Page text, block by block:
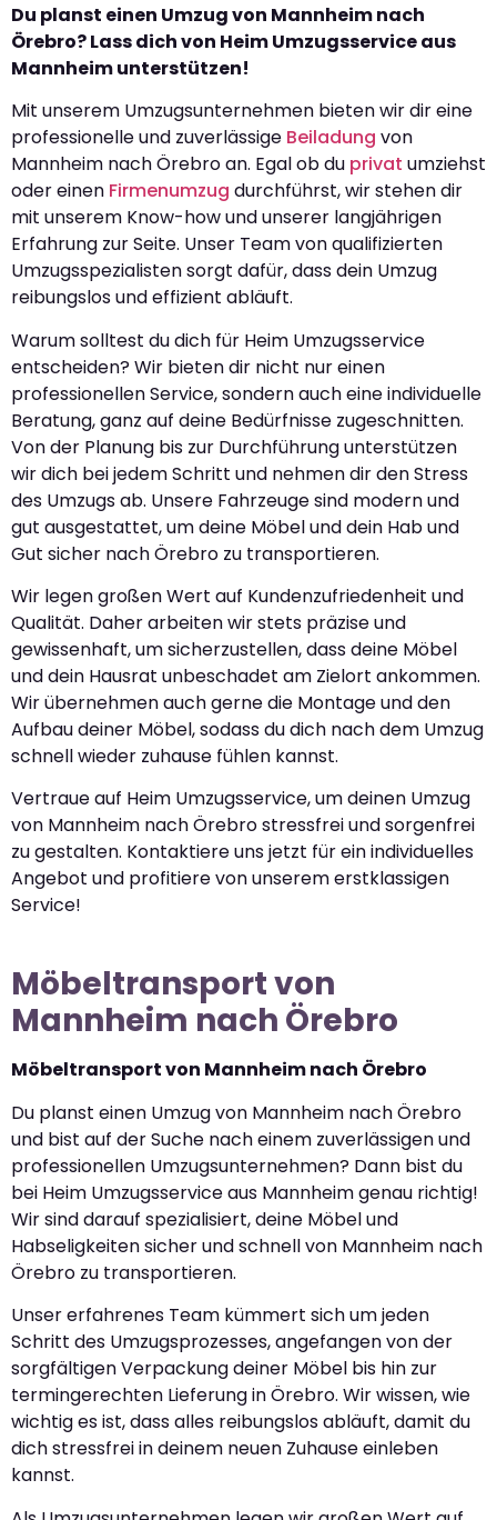
Du planst einen Umzug von Mannheim nach
Örebro? Lass dich von Heim Umzugsservice aus
Mannheim unterstützen!
Mit unserem Umzugsunternehmen bieten wir dir eine
professionelle und zuverlässige Beiladung von
Mannheim nach Örebro an. Egal ob du privat umziehst
oder einen Firmenumzug durchführst, wir stehen dir
mit unserem Know-how und unserer langjährigen
Erfahrung zur Seite. Unser Team von qualifizierten
Umzugsspezialisten sorgt dafür, dass dein Umzug
reibungslos und effizient abläuft.
Warum solltest du dich für Heim Umzugsservice
entscheiden? Wir bieten dir nicht nur einen
professionellen Service, sondern auch eine individuelle
Beratung, ganz auf deine Bedürfnisse zugeschnitten.
Von der Planung bis zur Durchführung unterstützen
wir dich bei jedem Schritt und nehmen dir den Stress
des Umzugs ab. Unsere Fahrzeuge sind modern und
gut ausgestattet, um deine Möbel und dein Hab und
Gut sicher nach Örebro zu transportieren.
Wir legen großen Wert auf Kundenzufriedenheit und
Qualität. Daher arbeiten wir stets präzise und
gewissenhaft, um sicherzustellen, dass deine Möbel
und dein Hausrat unbeschadet am Zielort ankommen.
Wir übernehmen auch gerne die Montage und den
Aufbau deiner Möbel, sodass du dich nach dem Umzug
schnell wieder zuhause fühlen kannst.
Vertraue auf Heim Umzugsservice, um deinen Umzug
von Mannheim nach Örebro stressfrei und sorgenfrei
zu gestalten. Kontaktiere uns jetzt für ein individuelles
Angebot und profitiere von unserem erstklassigen
Service!
Möbeltransport von
Mannheim nach Örebro
Möbeltransport von Mannheim nach Örebro
Du planst einen Umzug von Mannheim nach Örebro
und bist auf der Suche nach einem zuverlässigen und
professionellen Umzugsunternehmen? Dann bist du
bei Heim Umzugsservice aus Mannheim genau richtig!
Wir sind darauf spezialisiert, deine Möbel und
Habseligkeiten sicher und schnell von Mannheim nach
Örebro zu transportieren.
Unser erfahrenes Team kümmert sich um jeden
Schritt des Umzugsprozesses, angefangen von der
sorgfältigen Verpackung deiner Möbel bis hin zur
termingerechten Lieferung in Örebro. Wir wissen, wie
wichtig es ist, dass alles reibungslos abläuft, damit du
dich stressfrei in deinem neuen Zuhause einleben
kannst.